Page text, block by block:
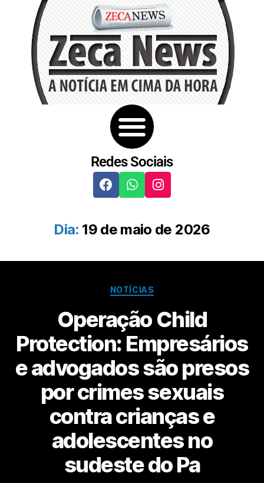
Redes Sociais
Dia: 19 de maio de 2026
NOTÍCIAS
Operação Child
Protection: Empresários
e advogados são presos
por crimes sexuais
contra crianças e
adolescentes no
sudeste do Pa